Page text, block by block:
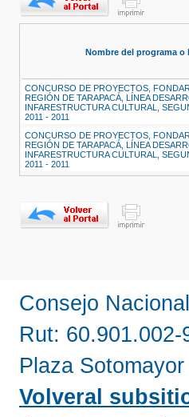
Nombre del programa o
CONCURSO DE PROYECTOS,
REGIÓN DE TARAPACÁ, LÍNEA
INFARESTRUCTURA CULTURAL,
2011 - 2011
CONCURSO DE PROYECTOS,
REGIÓN DE TARAPACÁ, LÍNEA
INFARESTRUCTURA CULTURAL,
2011 - 2011
Consejo
Rut: 60.901.002-
Plaza
Volveral